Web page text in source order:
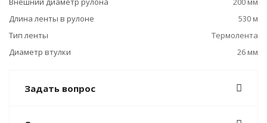
Длина ленты в рулоне
530 м
Тип ленты
Термолента
Диаметр втулки
26 мм
Задать вопрос